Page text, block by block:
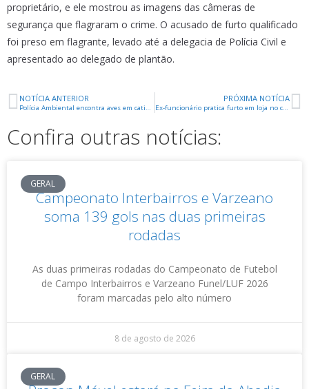
proprietário, e ele mostrou as imagens das câmeras de
segurança que flagraram o crime. O acusado de furto qualificado
foi preso em flagrante, levado até a delegacia de Polícia Civil e
apresentado ao delegado de plantão.
NOTÍCIA ANTERIOR
Polícia Ambiental encontra aves em cativeiro e multa suspeitos em mais de meio milhão de reais
PRÓXIMA NOTÍCIA
Ex-funcionário pratica furto em loja no centro e acaba preso
Confira outras notícias:
GERAL
Campeonato Interbairros e Varzeano
soma 139 gols nas duas primeiras
rodadas
As duas primeiras rodadas do Campeonato de Futebol
de Campo Interbairros e Varzeano Funel/LUF 2026
foram marcadas pelo alto número
8 de agosto de 2026
GERAL